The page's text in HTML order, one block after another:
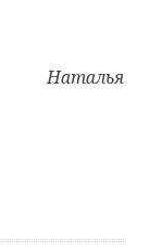
Наталья